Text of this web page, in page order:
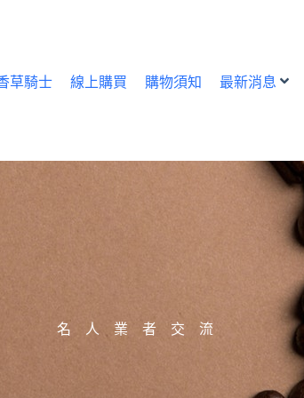
草騎士 線上購買 購物須知 最新消息
名 人 業 者 交 流